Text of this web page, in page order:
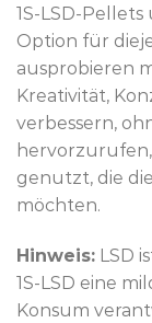
1S-LSD-
Option für
ausprobieren
Kreativität,
verbessern,
genutzt, die
möchten.
Hinweis: LSD
1S-LSD eine
Konsum